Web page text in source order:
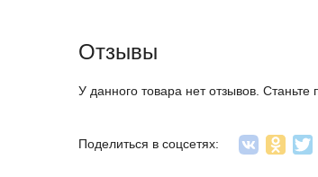
Отзывы
У данного товара нет отзывов.
Поделиться в соцсетях: